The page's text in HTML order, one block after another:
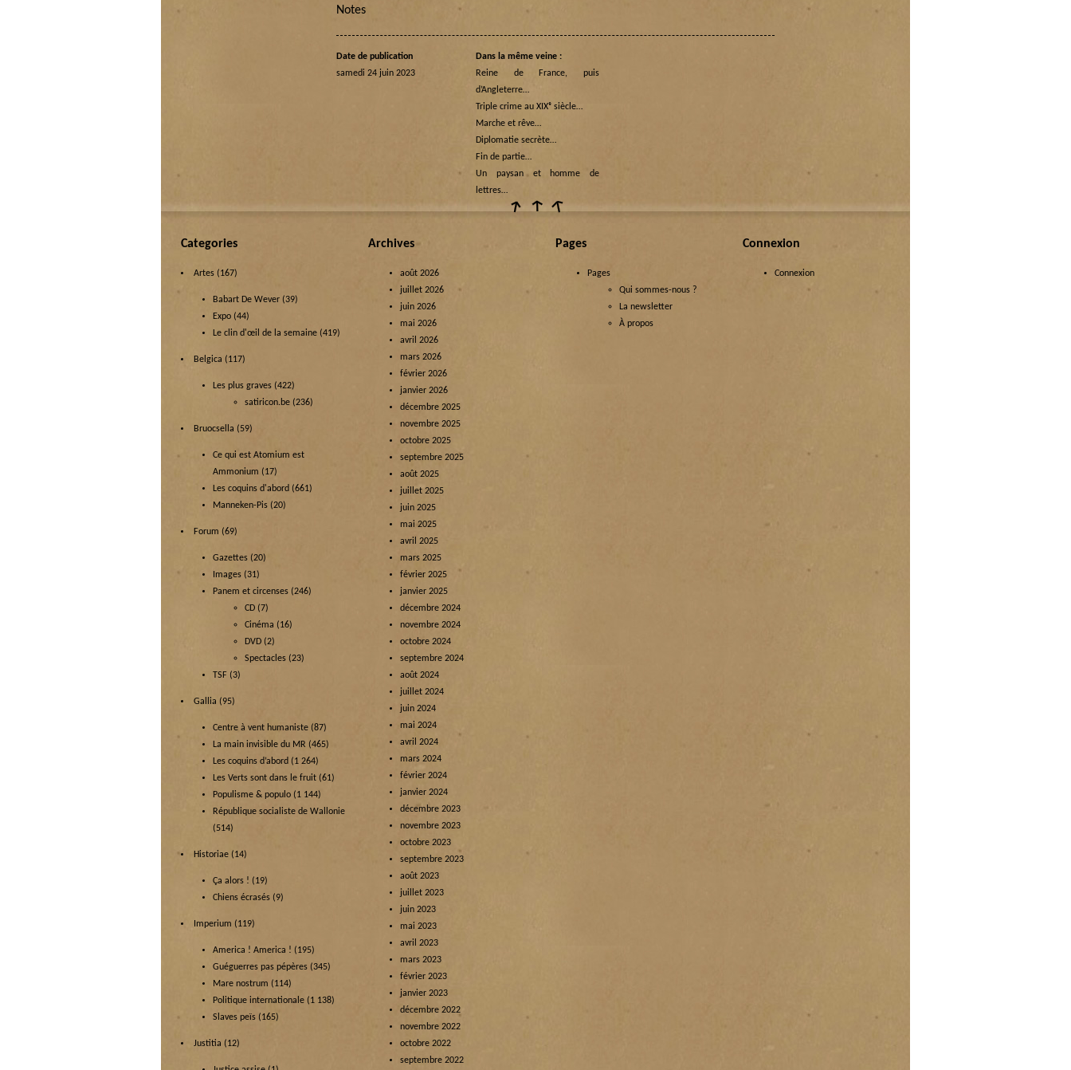
Notes
Date de publication
samedi 24 juin 2023
Dans la même veine :
Reine de France, puis
d’Angleterre…
Triple crime au XIXᵉ siècle…
Marche et rêve…
Diplomatie secrète…
Fin de partie…
Un paysan et homme de
lettres…
Categories
Artes (167)
Babart De Wever (39)
Expo (44)
Le clin d'œil de la semaine (419)
Belgica (117)
Les plus graves (422)
satiricon.be (236)
Bruocsella (59)
Ce qui est Atomium est
Ammonium (17)
Les coquins d'abord (661)
Manneken-Pis (20)
Forum (69)
Gazettes (20)
Images (31)
Panem et circenses (246)
CD (7)
Cinéma (16)
DVD (2)
Spectacles (23)
TSF (3)
Gallia (95)
Centre à vent humaniste (87)
La main invisible du MR (465)
Les coquins d’abord (1 264)
Les Verts sont dans le fruit (61)
Populisme & populo (1 144)
République socialiste de Wallonie
(514)
Historiae (14)
Ça alors ! (19)
Chiens écrasés (9)
Imperium (119)
America ! America ! (195)
Guéguerres pas pépères (345)
Mare nostrum (114)
Politique internationale (1 138)
Slaves peïs (165)
Justitia (12)
Archives
août 2026
juillet 2026
juin 2026
mai 2026
avril 2026
mars 2026
février 2026
janvier 2026
décembre 2025
novembre 2025
octobre 2025
septembre 2025
août 2025
juillet 2025
juin 2025
mai 2025
avril 2025
mars 2025
février 2025
janvier 2025
décembre 2024
novembre 2024
octobre 2024
septembre 2024
août 2024
juillet 2024
juin 2024
mai 2024
avril 2024
mars 2024
février 2024
janvier 2024
décembre 2023
novembre 2023
octobre 2023
septembre 2023
août 2023
juillet 2023
juin 2023
mai 2023
avril 2023
mars 2023
février 2023
janvier 2023
décembre 2022
novembre 2022
octobre 2022
septembre 2022
Pages
Pages
Qui sommes-nous ?
La newsletter
À propos
Connexion
Connexion